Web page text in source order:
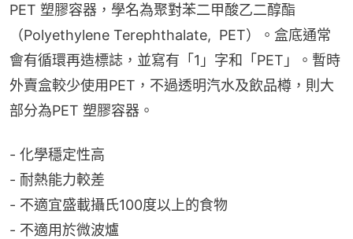
PET 塑膠容器，學名為聚對苯二甲酸乙二醇酯
（Polyethylene Terephthalate,  PET）。盒底通常
會有循環再造標誌，並寫有「1」字和「PET」。暫時
外賣盒較少使用PET，不過透明汽水及飲品樽，則大
部分為PET 塑膠容器。
- 化學穩定性高
- 耐熱能力較差
- 不適宜盛載攝氏100度以上的食物
- 不適用於微波爐